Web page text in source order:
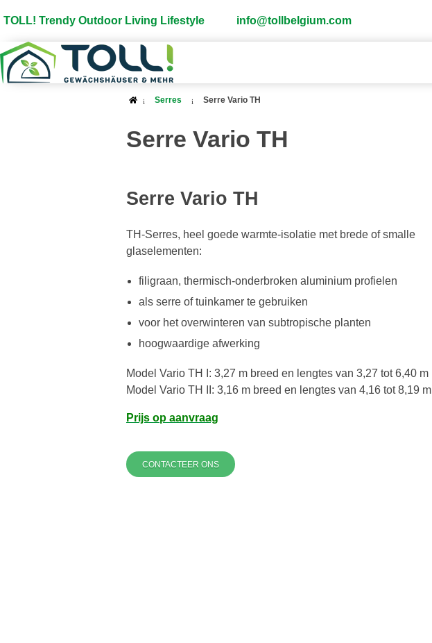
TOLL! Trendy Outdoor Living Lifestyle info@tollbelgium.com
Serres Serre Vario TH
Serre Vario TH
Serre Vario TH
TH-Serres, heel goede warmte-isolatie met brede of smalle
glaselementen:
filigraan, thermisch-onderbroken aluminium profielen
als serre of tuinkamer te gebruiken
voor het overwinteren van subtropische planten
hoogwaardige afwerking
Model Vario TH I: 3,27 m breed en lengtes van 3,27 tot 6,40 m
Model Vario TH II: 3,16 m breed en lengtes van 4,16 tot 8,19 m
Prijs op aanvraag
CONTACTEER ONS